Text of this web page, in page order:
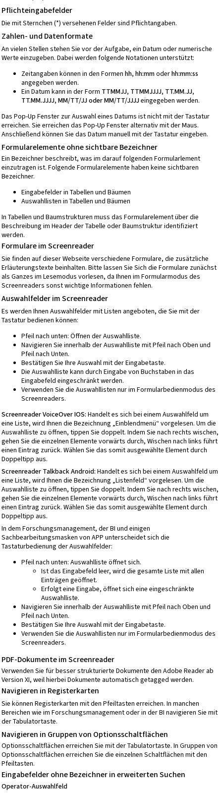
Pflichteingabefelder
Die mit Sternchen (*) versehenen Felder sind Pflichtangaben.
Zahlen- und Datenformate
An vielen Stellen stehen Sie vor der Aufgabe, ein Datum oder numerische
Werte einzugeben. Dabei werden folgende Notationen unterstützt:
Zeitangaben können in den Formen hh, hh:mmoderhh:mm:ss
angegeben werden.
Ein Datum kann in der Form TTMMJJ, TTMMJJJJ, TT.MM.JJ,
TT.MM.JJJJ, MM/TT/JJ oder MM/TT/JJJJeingegeben werden.
Das Pop-Up Fenster zur Auswahl eines Datums ist nicht mit der Tastatur
erreichen. Sie erreichen das Pop-Up Fenster alternativ mit der Maus.
Anschließend können Sie das Datum manuell mit der Tastatur eingeben.
Formularelemente ohne sichtbare Bezeichner
Ein Bezeichner beschreibt, was im darauf folgenden Formularlement
einzutragen ist. Folgende Formularelemente haben keine sichtbaren
Bezeichner.
Eingabefelder in Tabellen und Bäumen
Auswahllisten in Tabellen und Bäumen
In Tabellen und Baumstrukturen muss das Formularelement über die
Beschreibung im Header der Tabelle oder Baumstruktur identifiziert
werden.
Formulare im Screenreader
Sie finden auf dieser Webseite verschiedene Formulare, die zusätzliche
Erläuterungstexte beinhalten. Bitte lassen Sie Sich die Formulare zunächst
als Ganzes im Lesemodus vorlesen, da Ihnen im Formularmodus des
Screenreaders sonst wichtige Informationen fehlen.
Auswahlfelder im Screenreader
Es werden Ihnen Auswahlfelder mit Listen angeboten, die Sie mit der
Tastatur bedienen können:
Pfeil nach unten: Öffnen der Auswahlliste.
Navigieren Sie innerhalb der Auswahlliste mit Pfeil nach Oben und
Pfeil nach Unten.
Bestätigen Sie Ihre Auswahl mit der Eingabetaste.
Die Auswahlliste kann durch Eingabe von Buchstaben in das
Eingabefeld eingeschränkt werden.
Verwenden Sie die Auswahllisten nur im Formularbedienmodus des
Screenreaders.
Screenreader VoiceOver IOS: Handelt es sich bei einem Auswahlfeld um
eine Liste, wird Ihnen die Bezeichnung „Einblendmenü“ vorgelesen. Um die
Auswahlliste zu öffnen, tippen Sie doppelt. Indem Sie nach rechts wischen,
gehen Sie die einzelnen Elemente vorwärts durch, Wischen nach links führt
einen Eintrag zurück. Wählen Sie das somit ausgewählte Element durch
Doppeltipp aus.
Screenreader Talkback Android: Handelt es sich bei einem Auswahlfeld um
eine Liste, wird Ihnen die Bezeichnung „Listenfeld“ vorgelesen. Um die
Auswahlliste zu öffnen, tippen Sie doppelt. Indem Sie nach rechts wischen,
gehen Sie die einzelnen Elemente vorwärts durch, Wischen nach links führt
einen Eintrag zurück. Wählen Sie das somit ausgewählte Element durch
Doppeltipp aus.
In dem Forschungsmanagement, der BI und einigen
Sachbearbeitungsmasken von APP unterscheidet sich die
Tastaturbedienung der Auswahlfelder:
Pfeil nach unten: Auswahlliste öffnet sich.
Ist das Eingabefeld leer, wird die gesamte Liste mit allen
Einträgen geöffnet.
Erfolgt eine Eingabe, öffnet sich eine eingeschränkte
Auswahlliste.
Navigieren Sie innerhalb der Auswahlliste mit Pfeil nach Oben und
Pfeil nach Unten.
Bestätigen Sie Ihre Auswahl mit der Eingabetaste.
Verwenden Sie die Auswahllisten nur im Formularbedienmodus des
Screenreaders.
PDF-Dokumente im Screenreader
Verwenden Sie für besser strukturierte Dokumente den Adobe Reader ab
Version XI, weil hierbei Dokumente automatisch getagged werden.
Navigieren in Registerkarten
Sie können Registerkarten mit den Pfeiltasten erreichen. In manchen
Bereichen wie im Forschungsmanagement oder in der BI navigieren Sie mit
der Tabulatortaste.
Navigieren in Gruppen von Optionsschaltflächen
Optionsschaltflächen erreichen Sie mit der Tabulatortaste. In Gruppen von
Optionsschaltflächen erreichen Sie die einzelnen Schaltflächen mit den
Pfeiltasten.
Eingabefelder ohne Bezeichner in erweiterten Suchen
Operator-Auswahlfeld